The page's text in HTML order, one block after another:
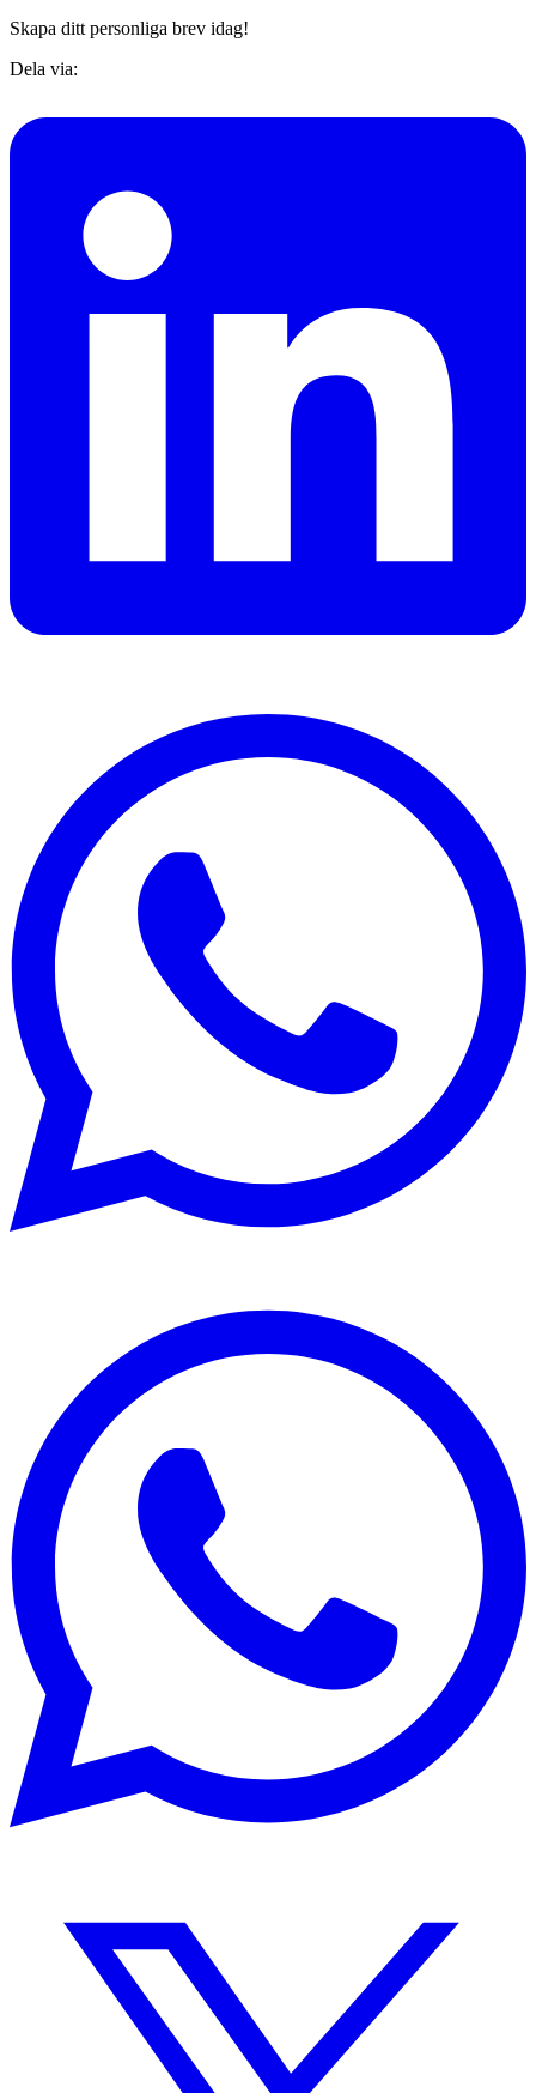
Skapa ditt personliga brev idag!
Dela via: